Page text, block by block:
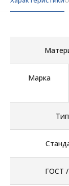
Марка
Тип
ГОСТ